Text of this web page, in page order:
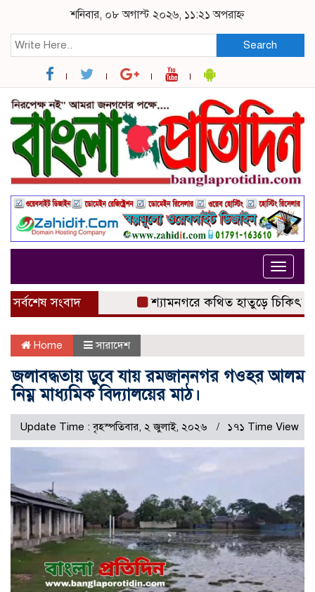
শনিবার, ০৮ অগাস্ট ২০২৬, ১১:২১ অপরাহ্ন
Search
Toggle
সর্বশেষ সংবাদ শ্যামনগরে কথিত হাতুড়ে চিকিৎসকের
Home সারাদেশ
জলাবদ্ধতায় ডুবে যায় রমজাননগর গওহর আলম
নিম্ন মাধ্যমিক বিদ্যালয়ের মাঠ।
Update Time : বৃহস্পতিবার, ২ জুলাই, ২০২৬ ১৭১ Time View